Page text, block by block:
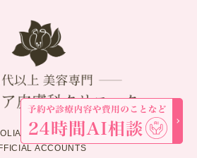
SKINCARE CLINIC
ACCOUNTS